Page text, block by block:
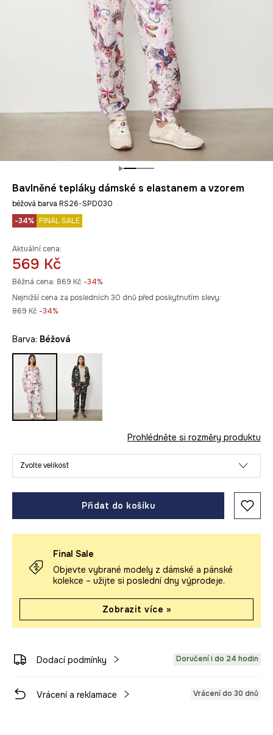
Bavlněné tepláky dámské s elastanem a vzorem
béžová barva RS26-SPD030
-34% FINAL SALE
Aktuální cena:
569 Kč
Běžná cena: 869 Kč -34%
Nejnižší cena za posledních 30 dnů před poskytnutím slevy:
869 Kč -34%
Barva: béžová
Prohlédněte si rozměry produktu
Zvolte velikost
Přidat do košíku
Final Sale
Objevte vybrané modely z dámské a pánské
kolekce – užijte si poslední dny výprodeje.
Zobrazit více »
Dodací podmínky Doručení i do 24 hodin
Vrácení a reklamace Vrácení do 30 dnů